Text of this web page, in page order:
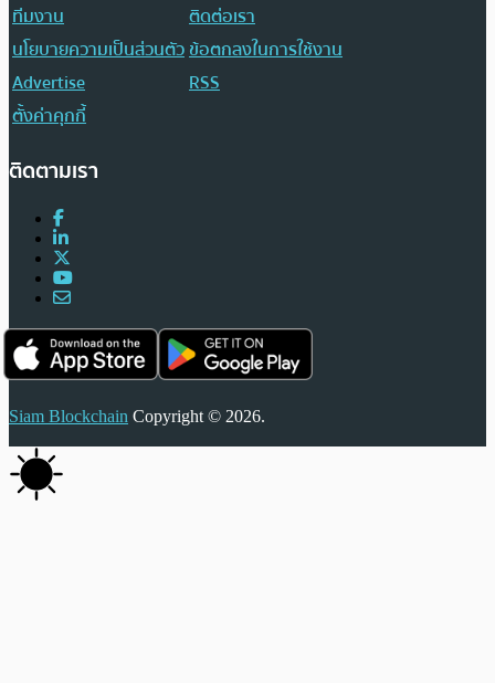
ทีมงาน
ติดต่อเรา
นโยบายความเป็นส่วนตัวข้อตกลงในการใช้งาน
Advertise
RSS
ตั้งค่าคุกกี้
ติดตามเรา
Siam Blockchain Copyright © 2026.